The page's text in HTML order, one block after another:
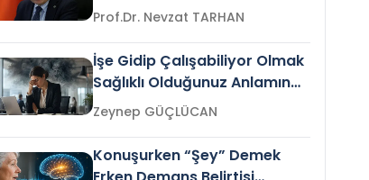
Prof.Dr. Nevzat TARHAN
İşe Gidip Çalışabiliyor Olmak
Sağlıklı Olduğunuz Anlamına
Gelir mi?Zeynep GÜÇLÜCAN
Konuşurken “Şey” Demek